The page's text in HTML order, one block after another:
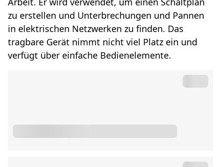
zu erstellen und Unterbrechungen und Pannen
in elektrischen Netzwerken zu finden. Das
tragbare Gerät nimmt nicht viel Platz ein und
verfügt über einfache Bedienelemente.